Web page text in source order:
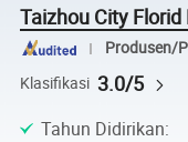
Taizhou City
Produsen/
Klasifikasi 3.0/5
Tahun Didirikan: